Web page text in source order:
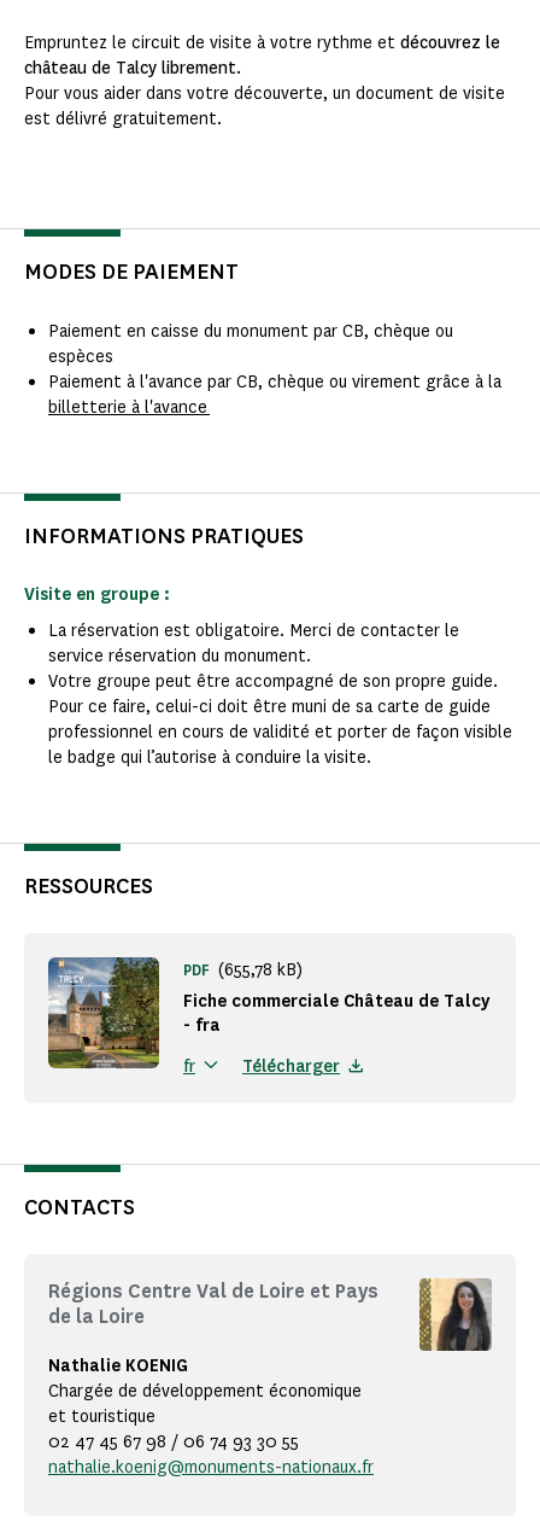
Empruntez le circuit de visite à votre rythme et découvrez le
château de Talcy librement.
Pour vous aider dans votre découverte, un document de visite
est délivré gratuitement.
MODES DE PAIEMENT
Paiement en caisse du monument par CB, chèque ou
espèces
Paiement à l'avance par CB, chèque ou virement grâce à la
billetterie à l'avance
INFORMATIONS PRATIQUES
Visite en groupe :
La réservation est obligatoire. Merci de contacter le
service réservation du monument.
Votre groupe peut être accompagné de son propre guide.
Pour ce faire, celui-ci doit être muni de sa carte de guide
professionnel en cours de validité et porter de façon visible
le badge qui l’autorise à conduire la visite.
RESSOURCES
Fiche commerciale Château de Talcy
- fra
PDF (655,78 kB)
fr Télécharger
CONTACTS
Régions Centre Val de Loire et Pays
de la Loire
Nathalie KOENIG
Chargée de développement économique
et touristique
02 47 45 67 98 / 06 74 93 30 55
nathalie.koenig@monuments-nationaux.fr